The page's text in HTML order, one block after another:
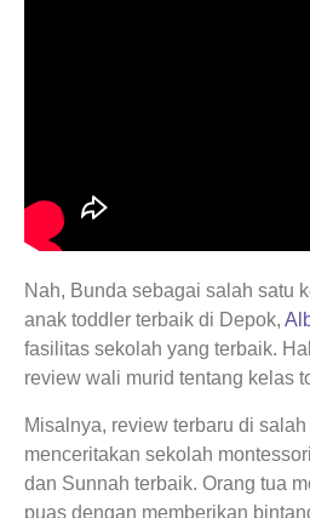
Nah, Bunda sebagai salah satu
anak toddler terbaik di Depok,
fasilitas sekolah yang terbaik.
review wali murid tentang kelas
Misalnya, review terbaru di
menceritakan sekolah
dan Sunnah terbaik. Orang tua
puas dengan memberikan